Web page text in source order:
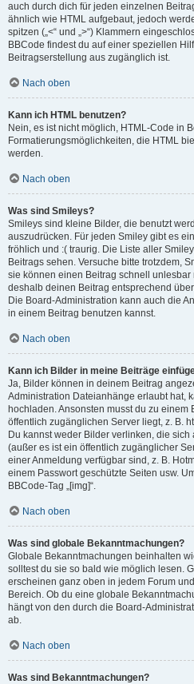
auch durch dich für jeden einzelnen
ähnlich wie HTML aufgebaut, jedoch
spitzen („<“ und „>“) Klammern
BBCode findest du auf einer speziellen
Beitragserstellung aus zugänglich ist.
Nach oben
Kann ich HTML benutzen?
Nein, es ist nicht möglich, HTML-Code in
Formatierungsmöglichkeiten, die HTML
werden.
Nach oben
Was sind Smileys?
Smileys sind kleine Bilder, die benutzt
auszudrücken. Für jeden Smiley gibt es
fröhlich und :( traurig. Die Liste aller
Beitrags sehen. Versuche bitte trotzdem,
sie können einen Beitrag schnell
deshalb deinen Beitrag entsprechend
Die Board-Administration kann auch die
in einem Beitrag benutzen kannst.
Nach oben
Kann ich Bilder in meine Beiträge
Ja, Bilder können in deinem Beitrag
Administration Dateianhänge erlaubt hat,
hochladen. Ansonsten musst du zu
öffentlich zugänglichen Server liegt, z. B.
Du kannst weder Bilder verlinken, die
(außer es ist ein öffentlich zugänglicher
einer Anmeldung verfügbar sind, z. B.
einem Passwort geschützte Seiten usw.
BBCode-Tag „[img]“.
Nach oben
Was sind globale Bekanntmachungen?
Globale Bekanntmachungen beinhalten
solltest du sie so bald wie möglich lesen.
erscheinen ganz oben in jedem Forum
Bereich. Ob du eine globale
hängt von den durch die Board-
ab.
Nach oben
Was sind Bekanntmachungen?